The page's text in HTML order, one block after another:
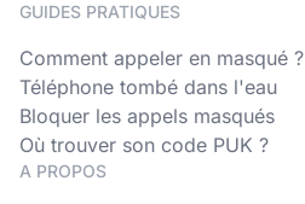
GUIDES PRATIQUES
Comment appeler en masqué ?
Téléphone tombé dans l'eau
Bloquer les appels masqués
Où trouver son code PUK ?
A PROPOS